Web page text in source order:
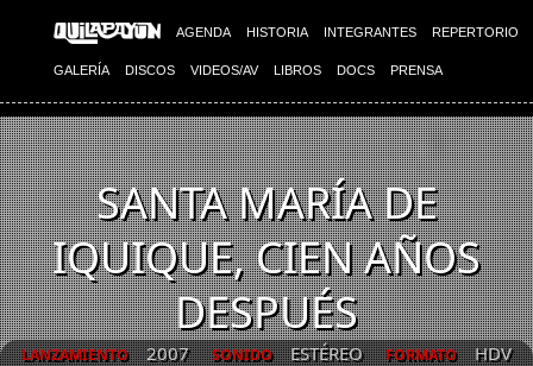
AGENDA HISTORIA INTEGRANTES REPERTORIO
GALERÍA DISCOS VIDEOS/AV LIBROS DOCS PRENSA
SANTA MARÍA DE
IQUIQUE, CIEN AÑOS
DESPUÉS
LANZAMIENTO 2007 SONIDO ESTÉREO FORMATO
HDV